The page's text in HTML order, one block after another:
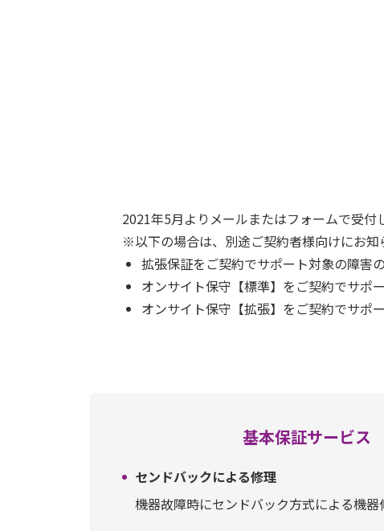
2021年5月よりメールまたはフォームで受付
※以下の場合は、別途ご契約者様向けにお知
拡張保証をご契約でサポート対象の障害
オンサイト保守【標準】をご契約でサポ
オンサイト保守【拡張】をご契約でサポ
基本保証サービス
センドバックによる修理
機器故障時にセンドバック方式による機器